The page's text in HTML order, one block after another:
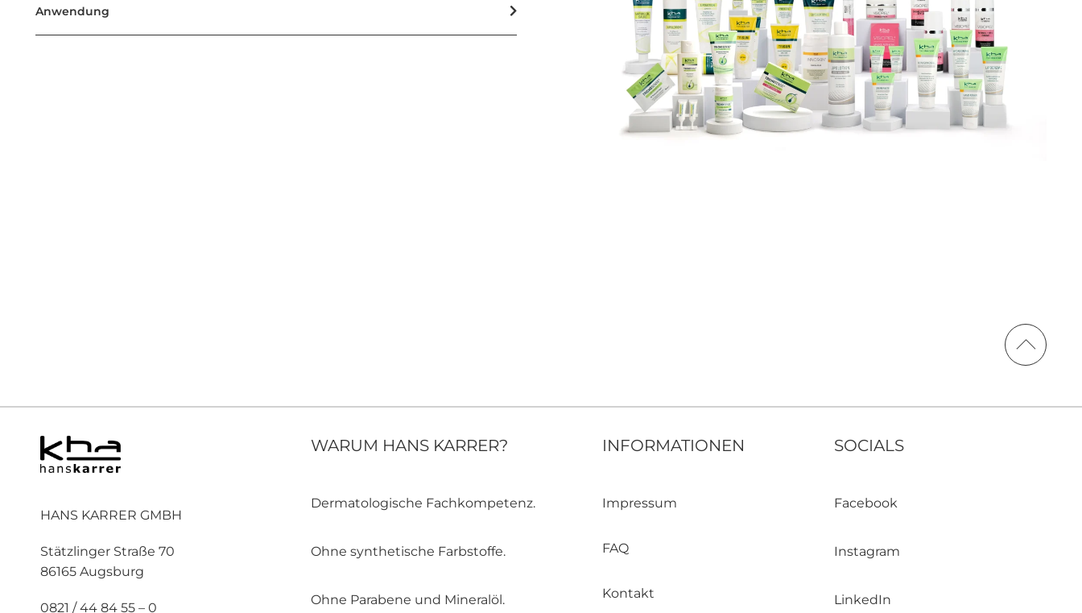
Anwendung
HANS KARRER GMBH
Stätzlinger Straße 70
86165 Augsburg
0821 / 44 84 55 – 0
WARUM HANS KARRER?
Dermatologische Fachkompetenz.
Ohne synthetische Farbstoffe.
Ohne Parabene und Mineralöl.
INFORMATIONEN
Impressum
FAQ
Kontakt
SOCIALS
Facebook
Instagram
LinkedIn